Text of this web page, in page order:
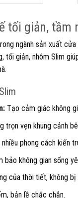
tối giản, tầm
ngành sản xuất cửa
tối giản, nhôm Slim
Tạo cảm giác không
trọn vẹn khung cảnh
phong cách kiến
bảo không gian sống
của thời tiết, không bị
bản lề chắc chắn.